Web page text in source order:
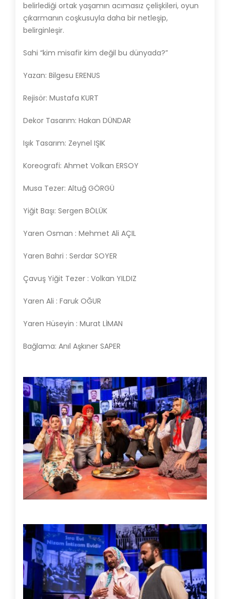
belirlediği ortak yaşamın acımasız çelişkileri, oyun
çıkarmanın coşkusuyla daha bir netleşip,
belirginleşir.
Sahi “kim misafir kim değil bu dünyada?”
Yazan: Bilgesu ERENUS
Rejisör: Mustafa KURT
Dekor Tasarım: Hakan DÜNDAR
Işık Tasarım: Zeynel IŞIK
Koreografi: Ahmet Volkan ERSOY
Musa Tezer: Altuğ GÖRGÜ
Yiğit Başı: Sergen BÖLÜK
Yaren Osman : Mehmet Ali AÇIL
Yaren Bahri : Serdar SOYER
Çavuş Yiğit Tezer : Volkan YILDIZ
Yaren Ali : Faruk OĞUR
Yaren Hüseyin : Murat LİMAN
Bağlama: Anıl Aşkıner SAPER